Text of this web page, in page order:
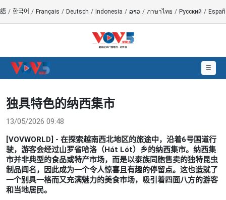
/ 한국어 / Français / Deutsch / Indonesia / ລາວ / ภาษาไทย / Русский /
☰
独具特色的纳西集市
13/05/2026 09:48
[VOVWORLD] - 在探索越南西北地区的旅途中，沿着6号国道行
驶，游客会经过山罗省哈洛（Hát Lót）乡的纳西集市。纳西集
市并非典型的食品或特产市场，而是以泰族同胞售卖的独特昆虫
制品闻名，因此成为一个令人惊喜且有趣的停留点。这也造就了
一个别具一格而又充满魅力的美食市场，吸引着四面八方的游客
和当地居民。